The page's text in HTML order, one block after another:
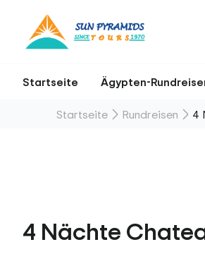
Startseite Ägypten-
Startseite Rundreisen 4
4 Nächte